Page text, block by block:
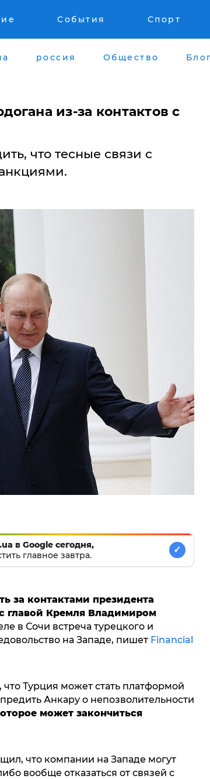
События Спорт
россия Общество
из-за контактов с
что тесные связи с
в Google сегодня,
главное завтра.
✓
за контактами президента
главой Кремля Владимиром
в Сочи встреча турецкого и
на Западе, пишет Financial
Турция может стать платформой
Анкару о непозволительности
может закончиться
что компании на Западе могут
вообще отказаться от связей с